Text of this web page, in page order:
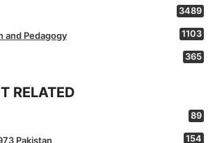
3489
and Pedagogy 1103
365
RELATED
89
Pakistan 154